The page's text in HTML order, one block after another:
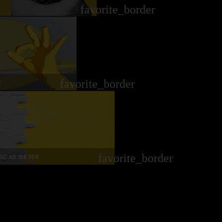
favorite_border
favorite_border
AB 168.95€ favorite_border